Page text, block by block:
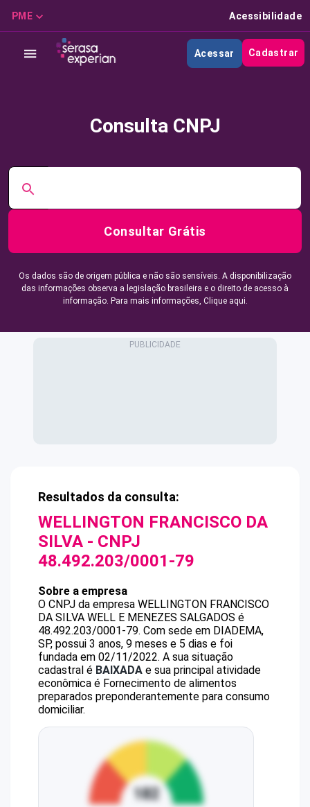
PME Acessibilidade
Acessar Cadastrar
Consulta CNPJ
Consultar Grátis
Os dados são de origem pública e não são sensíveis. A disponibilização
das informações observa a legislação brasileira e o direito de acesso à
informação. Para mais informações, Clique aqui.
Resultados da consulta:
WELLINGTON FRANCISCO DA
SILVA - CNPJ
48.492.203/0001-79
Sobre a empresa
O CNPJ da empresa WELLINGTON FRANCISCO
DA SILVA WELL E MENEZES SALGADOS é
48.492.203/0001-79. Com sede em DIADEMA,
SP, possui 3 anos, 9 meses e 5 dias e foi
fundada em 02/11/2022. A sua situação
cadastral é BAIXADA e sua principal atividade
econômica é Fornecimento de alimentos
preparados preponderantemente para consumo
domiciliar.